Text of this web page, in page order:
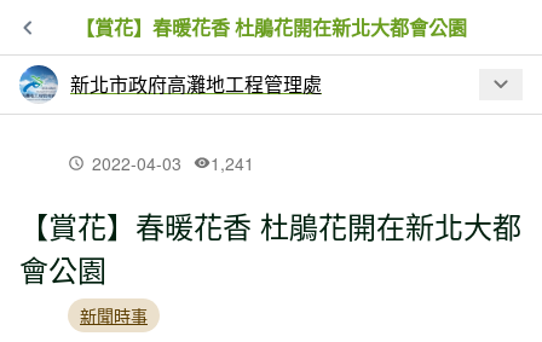
【賞花】春暖花香 杜鵑花開在新北大都會公園
新北市政府高灘地工程管理處
最新文章
【新聞】「這樣子，熊猴森」照片徵件
2022-04-03 1,241
【賞花】春暖花香 杜鵑花開在新北大都
會公園
新聞時事